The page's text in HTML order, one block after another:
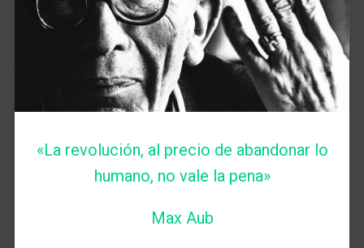
«La revolución, al precio de abandonar lo
humano, no vale la pena»
Max Aub